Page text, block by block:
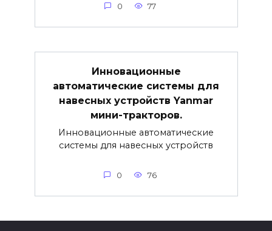
0 77
Инновационные
автоматические системы для
навесных устройств Yanmar
мини-тракторов.
Инновационные автоматические
системы для навесных устройств
0 76